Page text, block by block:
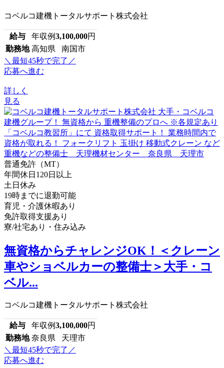
コベルコ建機トータルサポート株式会社
給与 年収例3,100,000円
勤務地 高知県 南国市
＼最短45秒で完了／
応募へ進む
詳しく
見る
普通免許（MT）
年間休日120日以上
土日休み
19時までに退勤可能
育児・介護休暇あり
免許取得支援あり
寮/社宅あり・住み込み
無資格からチャレンジOK！＜クレーン
車やショベルカーの整備士＞大手・コ
ベル...
コベルコ建機トータルサポート株式会社
給与 年収例3,100,000円
勤務地 奈良県 天理市
＼最短45秒で完了／
応募へ進む